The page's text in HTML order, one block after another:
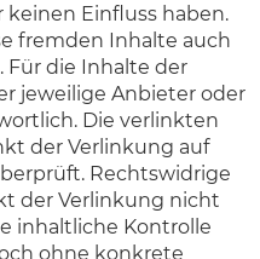
Einfluss haben.
fremden Inhalte auch
Für die Inhalte der
jeweilige Anbieter oder
Die verlinkten
der Verlinkung auf
Rechtswidrige
der Verlinkung nicht
inhaltliche Kontrolle
ohne konkrete